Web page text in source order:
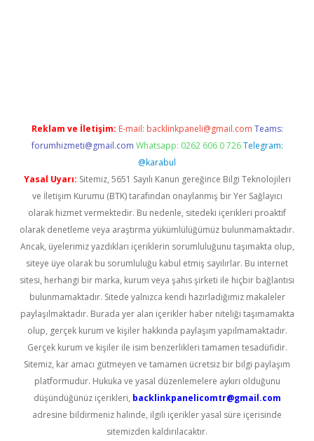
Reklam ve İletişim: E-mail: backlinkpaneli@gmail.com Teams:
forumhizmeti@gmail.com Whatsapp: 0262 606 0 726 Telegram:
@karabul
Yasal Uyarı: Sitemiz, 5651 Sayılı Kanun gereğince Bilgi Teknolojileri
ve İletişim Kurumu (BTK) tarafından onaylanmış bir Yer Sağlayıcı
olarak hizmet vermektedir. Bu nedenle, sitedeki içerikleri proaktif
olarak denetleme veya araştırma yükümlülüğümüz bulunmamaktadır.
Ancak, üyelerimiz yazdıkları içeriklerin sorumluluğunu taşımakta olup,
siteye üye olarak bu sorumluluğu kabul etmiş sayılırlar. Bu internet
sitesi, herhangi bir marka, kurum veya şahıs şirketi ile hiçbir bağlantısı
bulunmamaktadır. Sitede yalnızca kendi hazırladığımız makaleler
paylaşılmaktadır. Burada yer alan içerikler haber niteliği taşımamakta
olup, gerçek kurum ve kişiler hakkında paylaşım yapılmamaktadır.
Gerçek kurum ve kişiler ile isim benzerlikleri tamamen tesadüfidir.
Sitemiz, kar amacı gütmeyen ve tamamen ücretsiz bir bilgi paylaşım
platformudur. Hukuka ve yasal düzenlemelere aykırı olduğunu
düşündüğünüz içerikleri, backlinkpanelicomtr@gmail.com
adresine bildirmeniz halinde, ilgili içerikler yasal süre içerisinde
sitemizden kaldırılacaktır.